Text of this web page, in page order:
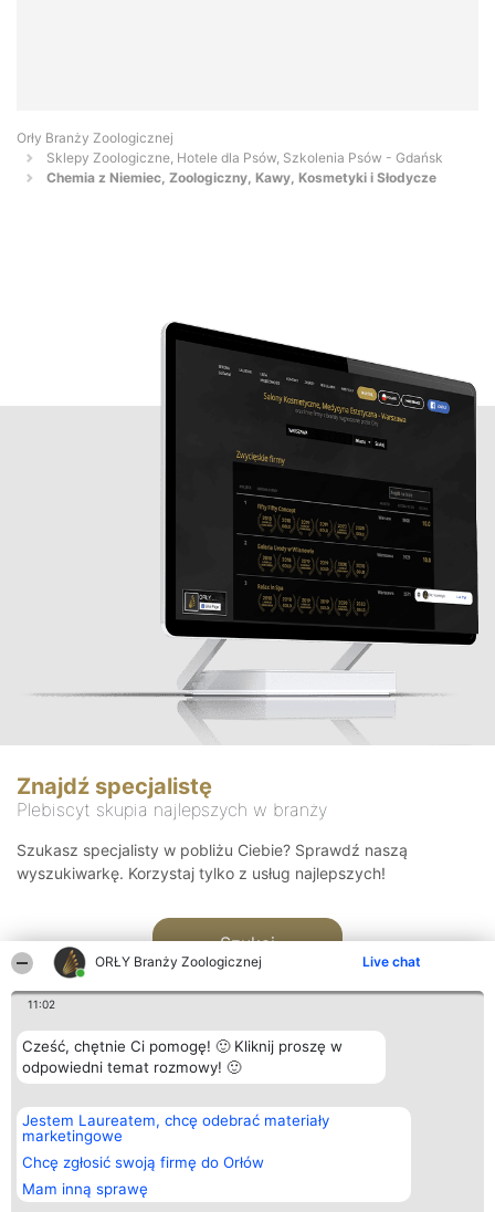
ORŁY Branży Zoologicznej Live chat
11:02
Cześć, chętnie Ci pomogę! 🙂 Kliknij proszę w
odpowiedni temat rozmowy! 🙂
Jestem Laureatem, chcę odebrać materiały
marketingowe
Chcę zgłosić swoją firmę do Orłów
Mam inną sprawę
Orły Branży Zoologicznej
Sklepy Zoologiczne, Hotele dla Psów, Szkolenia Psów - Gdańsk
Chemia z Niemiec, Zoologiczny, Kawy, Kosmetyki i Słodycze
Znajdź specjalistę
Plebiscyt skupia najlepszych w branży
Szukasz specjalisty w pobliżu Ciebie? Sprawdź naszą
wyszukiwarkę. Korzystaj tylko z usług najlepszych!
Szukaj
Organizator plebiscytu
Bright Side Solutions sp. z o.
o. sp. k.
ul. Ruska 22
Wrocław 50-079
KRS 0000749100 | Regon
381313360 | NIP 8943132676
Plebiscyt
Laureaci
wszystkich
Laureatów
Regulamin
Kontakt
Kontakt